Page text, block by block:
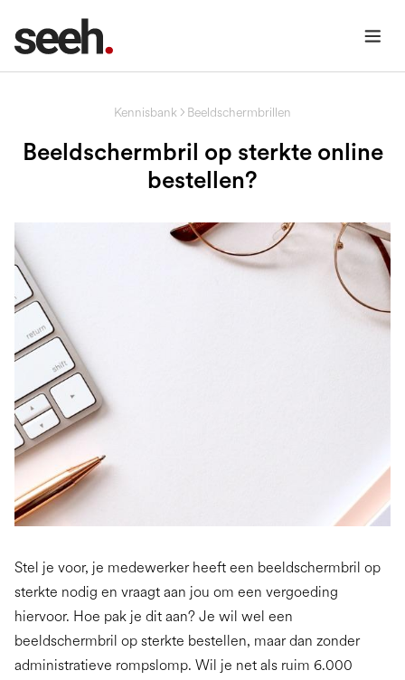
Kennisbank Beeldschermbrillen
Beeldschermbril op sterkte online
bestellen?
Stel je voor, je medewerker heeft een beeldschermbril op
sterkte nodig en vraagt aan jou om een vergoeding
hiervoor. Hoe pak je dit aan? Je wil wel een
beeldschermbril op sterkte bestellen, maar dan zonder
administratieve rompslomp. Wil je net als ruim 6.000